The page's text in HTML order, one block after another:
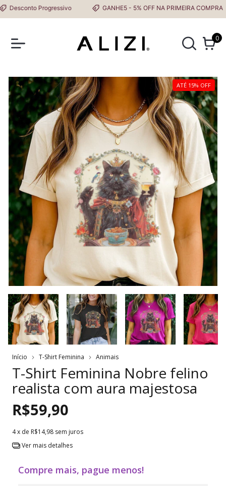
Progressivo GANHE5 - 5% OFF NA PRIMEIRA COMPRA
0
ATÉ 15% OFF
Início T-Shirt Feminina Animais
T-Shirt Feminina Nobre felino
realista com aura majestosa
R$59,90
4x de R$14,98 sem juros
Ver mais detalhes
Compre mais, pague menos!